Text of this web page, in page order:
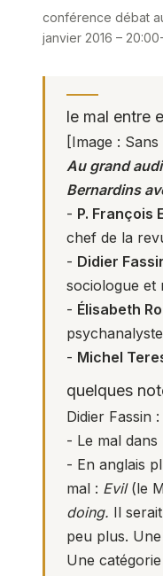
conférence débat
janvier 2016 –
le mal entre
[Image : Sans
Au grand
Bernardins
- P. François
chef de la
- Didier
sociologue et
- Élisabeth
psychanalyste
- Michel
quelques
Didier Fassin :
- Le mal
- En anglais
mal : Evil(le
doing. Il
peu plus.
Une